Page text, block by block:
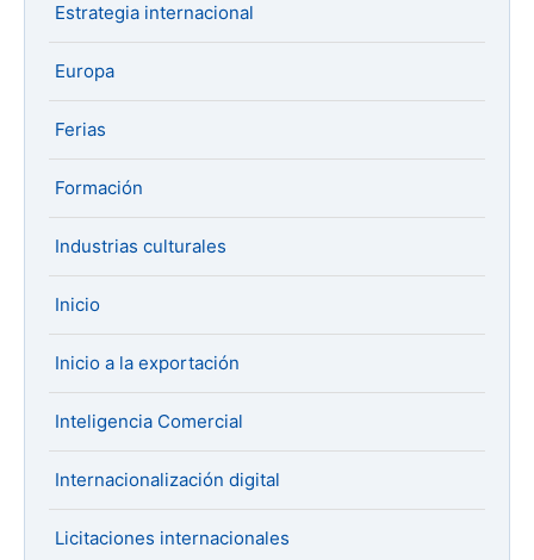
Estrategia internacional
Europa
Ferias
Formación
Industrias culturales
Inicio
Inicio a la exportación
Inteligencia Comercial
Internacionalización digital
Licitaciones internacionales